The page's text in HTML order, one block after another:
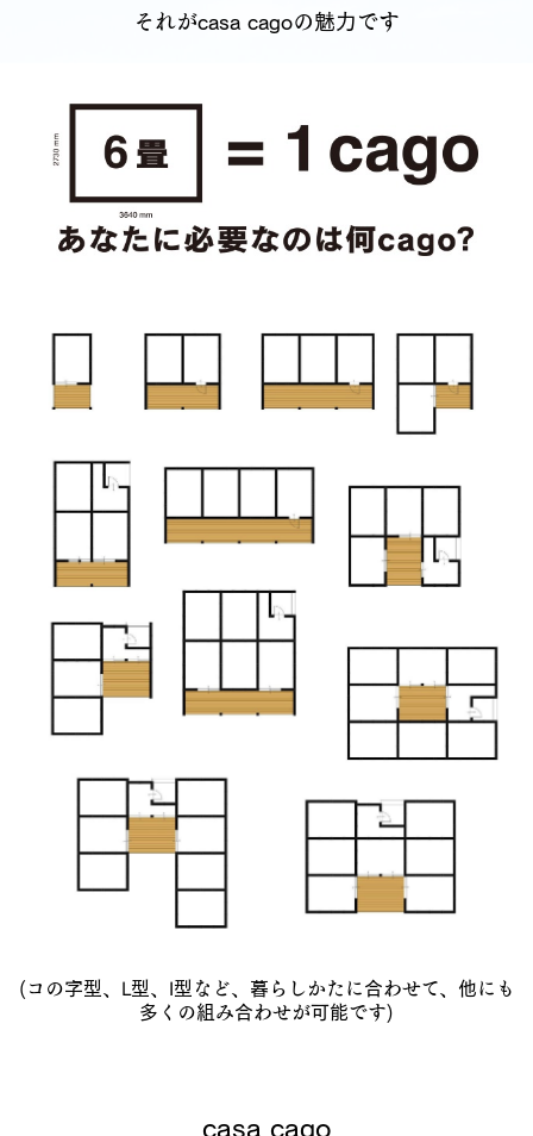
それがcasa cagoの魅力です
(コの字型、L型、I型など、暮らしかたに合わせて、他にも
多くの組み合わせが可能です)
casa cago